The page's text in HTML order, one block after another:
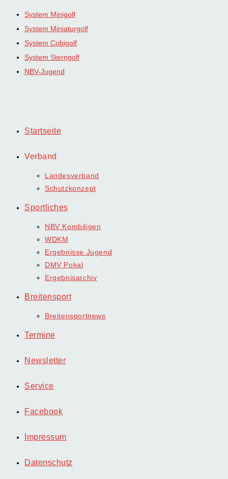
Zum
System Minigolf
System Miniaturgolf
System Cobigolf
System Sterngolf
NBV-Jugend
Startseite
Verband
Landesverband
Schutzkonzept
Sportliches
NBV Kombiligen
WDKM
Ergebnisse Jugend
DMV Pokal
Ergebnisarchiv
Breitensport
Breitensportnews
Termine
Newsletter
Service
Facebook
Impressum
Datenschutz